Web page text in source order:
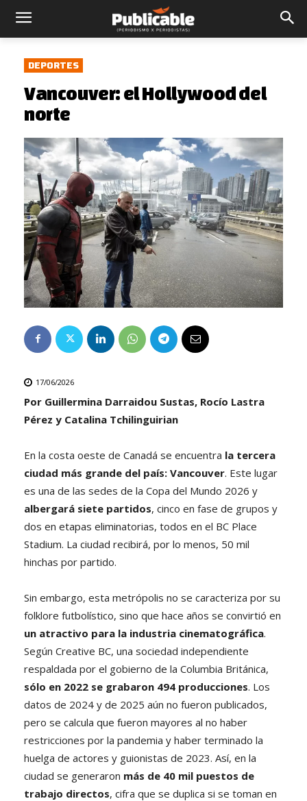
DEPORTES
Vancouver: el Hollywood del
norte
17/06/2026
Por Guillermina Darraidou Sustas, Rocío Lastra
Pérez y Catalina Tchilinguirian
En la costa oeste de Canadá se encuentra la tercera
ciudad más grande del país: Vancouver. Este lugar
es una de las sedes de la Copa del Mundo 2026 y
albergará siete partidos, cinco en fase de grupos y
dos en etapas eliminatorias, todos en el BC Place
Stadium. La ciudad recibirá, por lo menos, 50 mil
hinchas por partido.
Sin embargo, esta metrópolis no se caracteriza por su
folklore futbolístico, sino que hace años se convirtió en
un atractivo para la industria cinematográfica.
Según Creative BC, una sociedad independiente
respaldada por el gobierno de la Columbia Británica,
sólo en 2022 se grabaron 494 producciones. Los
datos de 2024 y de 2025 aún no fueron publicados,
pero se calcula que fueron mayores al no haber
restricciones por la pandemia y haber terminado la
huelga de actores y guionistas de 2023. Así, en la
ciudad se generaron más de 40 mil puestos de
trabajo directos, cifra que se duplica si se toman en